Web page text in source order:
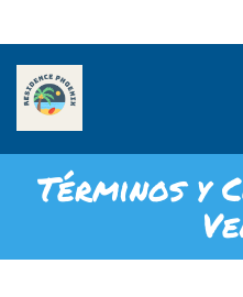
Términos y